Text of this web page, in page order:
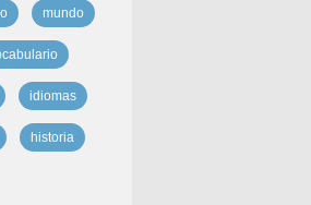
mundo
idiomas
historia